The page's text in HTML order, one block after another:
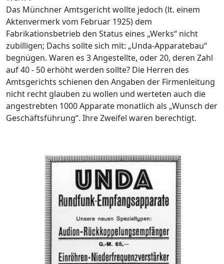
Das Münchner Amtsgericht wollte jedoch (lt. einem
Aktenvermerk vom Februar 1925) dem
Fabrikationsbetrieb den Status eines „Werks“ nicht
zubilligen; Dachs sollte sich mit: „Unda-Apparatebau“
begnügen. Waren es 3 Angestellte, oder 20, deren Zahl
auf 40 - 50 erhöht werden sollte? Die Herren des
Amtsgerichts schienen den Angaben der Firmenleitung
nicht recht glauben zu wollen und werteten auch die
angestrebten 1000 Apparate monatlich als „Wunsch der
Geschäftsführung“. Ihre Zweifel waren berechtigt.